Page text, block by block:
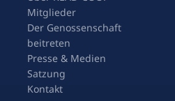
Mitglieder
Der Genossenschaft
beitreten
Presse & Medien
Satzung
Kontakt